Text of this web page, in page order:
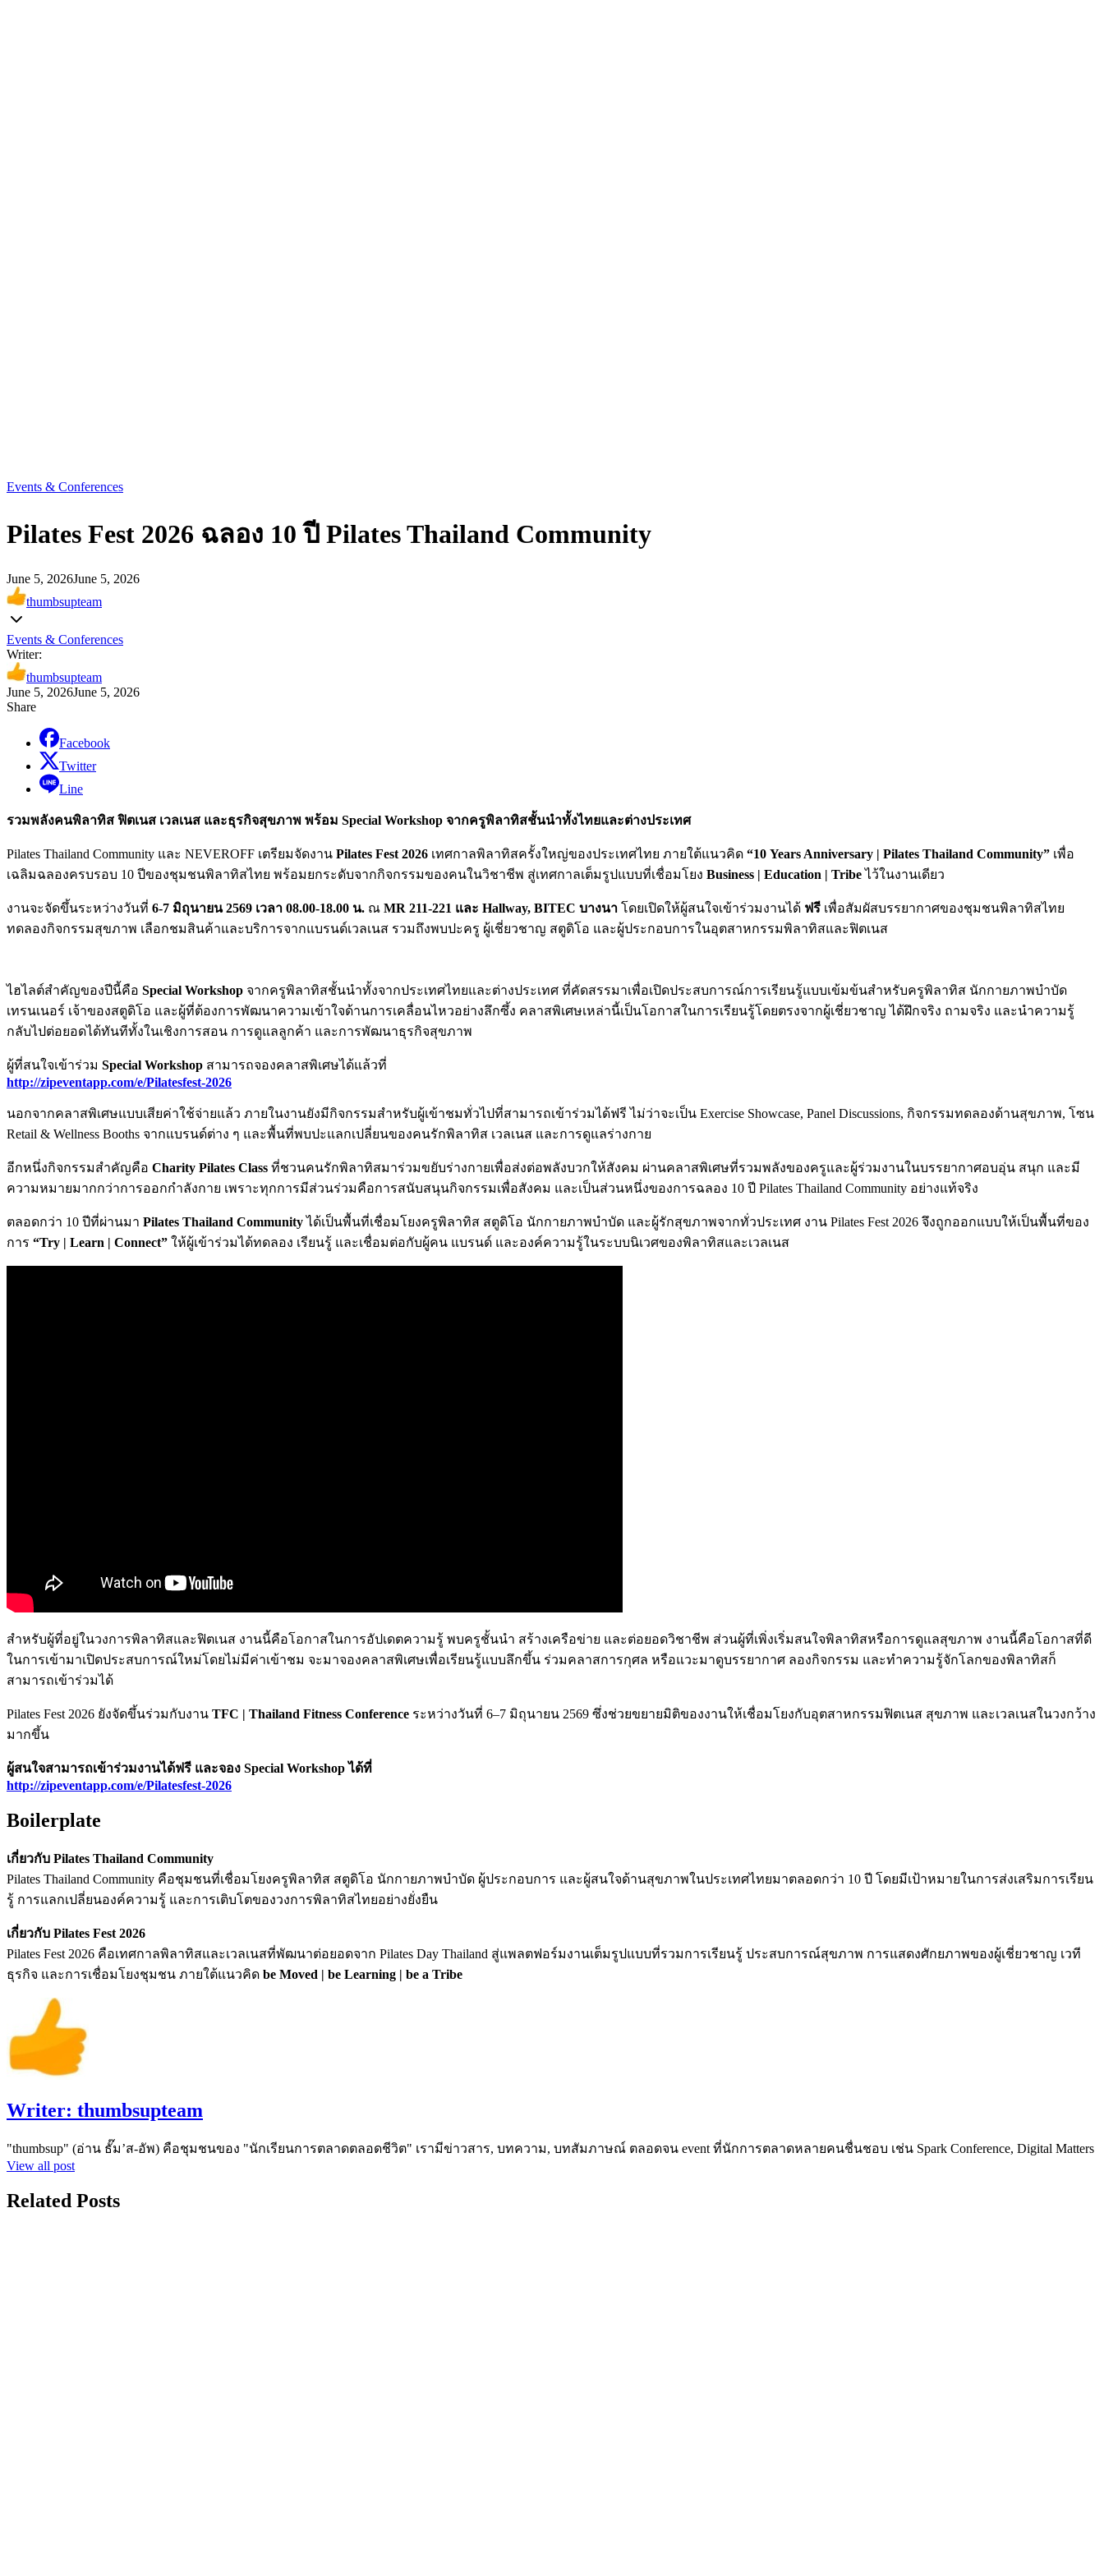
Events & Conferences
Pilates Fest 2026 ฉลอง 10 ปี Pilates Thailand Community
June 5, 2026June 5, 2026
thumbsupteam
Events & Conferences
Writer:
thumbsupteam
June 5, 2026June 5, 2026
Share
Facebook
Twitter
Line
รวมพลังคนพิลาทิส ฟิตเนส เวลเนส และธุรกิจสุขภาพ พร้อม Special Workshop จากครูพิลาทิสชั้นนำทั้งไทยและต่างประเทศ
Pilates Thailand Community และ NEVEROFF เตรียมจัดงาน Pilates Fest 2026 เทศกาลพิลาทิสครั้งใหญ่ของประเทศไทย ภายใต้แนวคิด “10 Years Anniversary | Pilates Thailand Community” เพื่อ
เฉลิมฉลองครบรอบ 10 ปีของชุมชนพิลาทิสไทย พร้อมยกระดับจากกิจกรรมของคนในวิชาชีพ สู่เทศกาลเต็มรูปแบบที่เชื่อมโยง Business | Education | Tribeไว้ในงานเดียว
งานจะจัดขึ้นระหว่างวันที่ 6-7 มิถุนายน 2569 เวลา 08.00-18.00 น. ณ MR 211-221 และ Hallway, BITEC บางนา โดยเปิดให้ผู้สนใจเข้าร่วมงานได้ ฟรี เพื่อสัมผัสบรรยากาศของชุมชนพิลาทิสไทย
ทดลองกิจกรรมสุขภาพ เลือกชมสินค้าและบริการจากแบรนด์เวลเนส รวมถึงพบปะครู ผู้เชี่ยวชาญ สตูดิโอ และผู้ประกอบการในอุตสาหกรรมพิลาทิสและฟิตเนส
ไฮไลต์สำคัญของปีนี้คือ Special Workshop จากครูพิลาทิสชั้นนำทั้งจากประเทศไทยและต่างประเทศ ที่คัดสรรมาเพื่อเปิดประสบการณ์การเรียนรู้แบบเข้มข้นสำหรับครูพิลาทิส นักกายภาพบำบัด
เทรนเนอร์ เจ้าของสตูดิโอ และผู้ที่ต้องการพัฒนาความเข้าใจด้านการเคลื่อนไหวอย่างลึกซึ้ง คลาสพิเศษเหล่านี้เป็นโอกาสในการเรียนรู้โดยตรงจากผู้เชี่ยวชาญ ได้ฝึกจริง ถามจริง และนำความรู้
กลับไปต่อยอดได้ทันทีทั้งในเชิงการสอน การดูแลลูกค้า และการพัฒนาธุรกิจสุขภาพ
ผู้ที่สนใจเข้าร่วม Special Workshop สามารถจองคลาสพิเศษได้แล้วที่
http://zipeventapp.com/e/Pilatesfest-2026
นอกจากคลาสพิเศษแบบเสียค่าใช้จ่ายแล้ว ภายในงานยังมีกิจกรรมสำหรับผู้เข้าชมทั่วไปที่สามารถเข้าร่วมได้ฟรี ไม่ว่าจะเป็น Exercise Showcase, Panel Discussions, กิจกรรมทดลองด้านสุขภาพ, โซน
Retail & Wellness Booths จากแบรนด์ต่าง ๆ และพื้นที่พบปะแลกเปลี่ยนของคนรักพิลาทิส เวลเนส และการดูแลร่างกาย
อีกหนึ่งกิจกรรมสำคัญคือ Charity Pilates Class ที่ชวนคนรักพิลาทิสมาร่วมขยับร่างกายเพื่อส่งต่อพลังบวกให้สังคม ผ่านคลาสพิเศษที่รวมพลังของครูและผู้ร่วมงานในบรรยากาศอบอุ่น สนุก และมี
ความหมายมากกว่าการออกกำลังกาย เพราะทุกการมีส่วนร่วมคือการสนับสนุนกิจกรรมเพื่อสังคม และเป็นส่วนหนึ่งของการฉลอง 10 ปี Pilates Thailand Community อย่างแท้จริง
ตลอดกว่า 10 ปีที่ผ่านมา Pilates Thailand Communityได้เป็นพื้นที่เชื่อมโยงครูพิลาทิส สตูดิโอ นักกายภาพบำบัด และผู้รักสุขภาพจากทั่วประเทศ งาน Pilates Fest 2026 จึงถูกออกแบบให้เป็นพื้นที่ของ
การ “Try | Learn | Connect” ให้ผู้เข้าร่วมได้ทดลอง เรียนรู้ และเชื่อมต่อกับผู้คน แบรนด์ และองค์ความรู้ในระบบนิเวศของพิลาทิสและเวลเนส
สำหรับผู้ที่อยู่ในวงการพิลาทิสและฟิตเนส งานนี้คือโอกาสในการอัปเดตความรู้ พบครูชั้นนำ สร้างเครือข่าย และต่อยอดวิชาชีพ ส่วนผู้ที่เพิ่งเริ่มสนใจพิลาทิสหรือการดูแลสุขภาพ งานนี้คือโอกาสที่ดี
ในการเข้ามาเปิดประสบการณ์ใหม่โดยไม่มีค่าเข้าชม จะมาจองคลาสพิเศษเพื่อเรียนรู้แบบลึกขึ้น ร่วมคลาสการกุศล หรือแวะมาดูบรรยากาศ ลองกิจกรรม และทำความรู้จักโลกของพิลาทิสก็
สามารถเข้าร่วมได้
Pilates Fest 2026 ยังจัดขึ้นร่วมกับงาน TFC | Thailand Fitness Conference ระหว่างวันที่ 6–7 มิถุนายน 2569 ซึ่งช่วยขยายมิติของงานให้เชื่อมโยงกับอุตสาหกรรมฟิตเนส สุขภาพ และเวลเนสในวงกว้าง
มากขึ้น
ผู้สนใจสามารถเข้าร่วมงานได้ฟรี และจอง Special Workshop ได้ที่
http://zipeventapp.com/e/Pilatesfest-2026
Boilerplate
เกี่ยวกับ Pilates Thailand Community
Pilates Thailand Community คือชุมชนที่เชื่อมโยงครูพิลาทิส สตูดิโอ นักกายภาพบำบัด ผู้ประกอบการ และผู้สนใจด้านสุขภาพในประเทศไทยมาตลอดกว่า 10 ปี โดยมีเป้าหมายในการส่งเสริมการเรียน
รู้ การแลกเปลี่ยนองค์ความรู้ และการเติบโตของวงการพิลาทิสไทยอย่างยั่งยืน
เกี่ยวกับ Pilates Fest 2026
Pilates Fest 2026 คือเทศกาลพิลาทิสและเวลเนสที่พัฒนาต่อยอดจาก Pilates Day Thailand สู่แพลตฟอร์มงานเต็มรูปแบบที่รวมการเรียนรู้ ประสบการณ์สุขภาพ การแสดงศักยภาพของผู้เชี่ยวชาญ เวที
ธุรกิจ และการเชื่อมโยงชุมชน ภายใต้แนวคิด be Moved | be Learning | be a Tribe
Writer: thumbsupteam
"thumbsup" (อ่าน ธั๊ม’ส-อัพ) คือชุมชนของ "นักเรียนการตลาดตลอดชีวิต" เรามีข่าวสาร, บทความ, บทสัมภาษณ์ ตลอดจน event ที่นักการตลาดหลายคนชื่นชอบ เช่น Spark Conference, Digital Matters
View all post
Related Posts